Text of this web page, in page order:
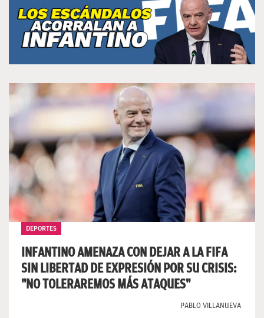
DEPORTES
INFANTINO AMENAZA CON DEJAR A LA FIFA
SIN LIBERTAD DE EXPRESIÓN POR SU CRISIS:
"NO TOLERAREMOS MÁS ATAQUES"
PABLO VILLANUEVA